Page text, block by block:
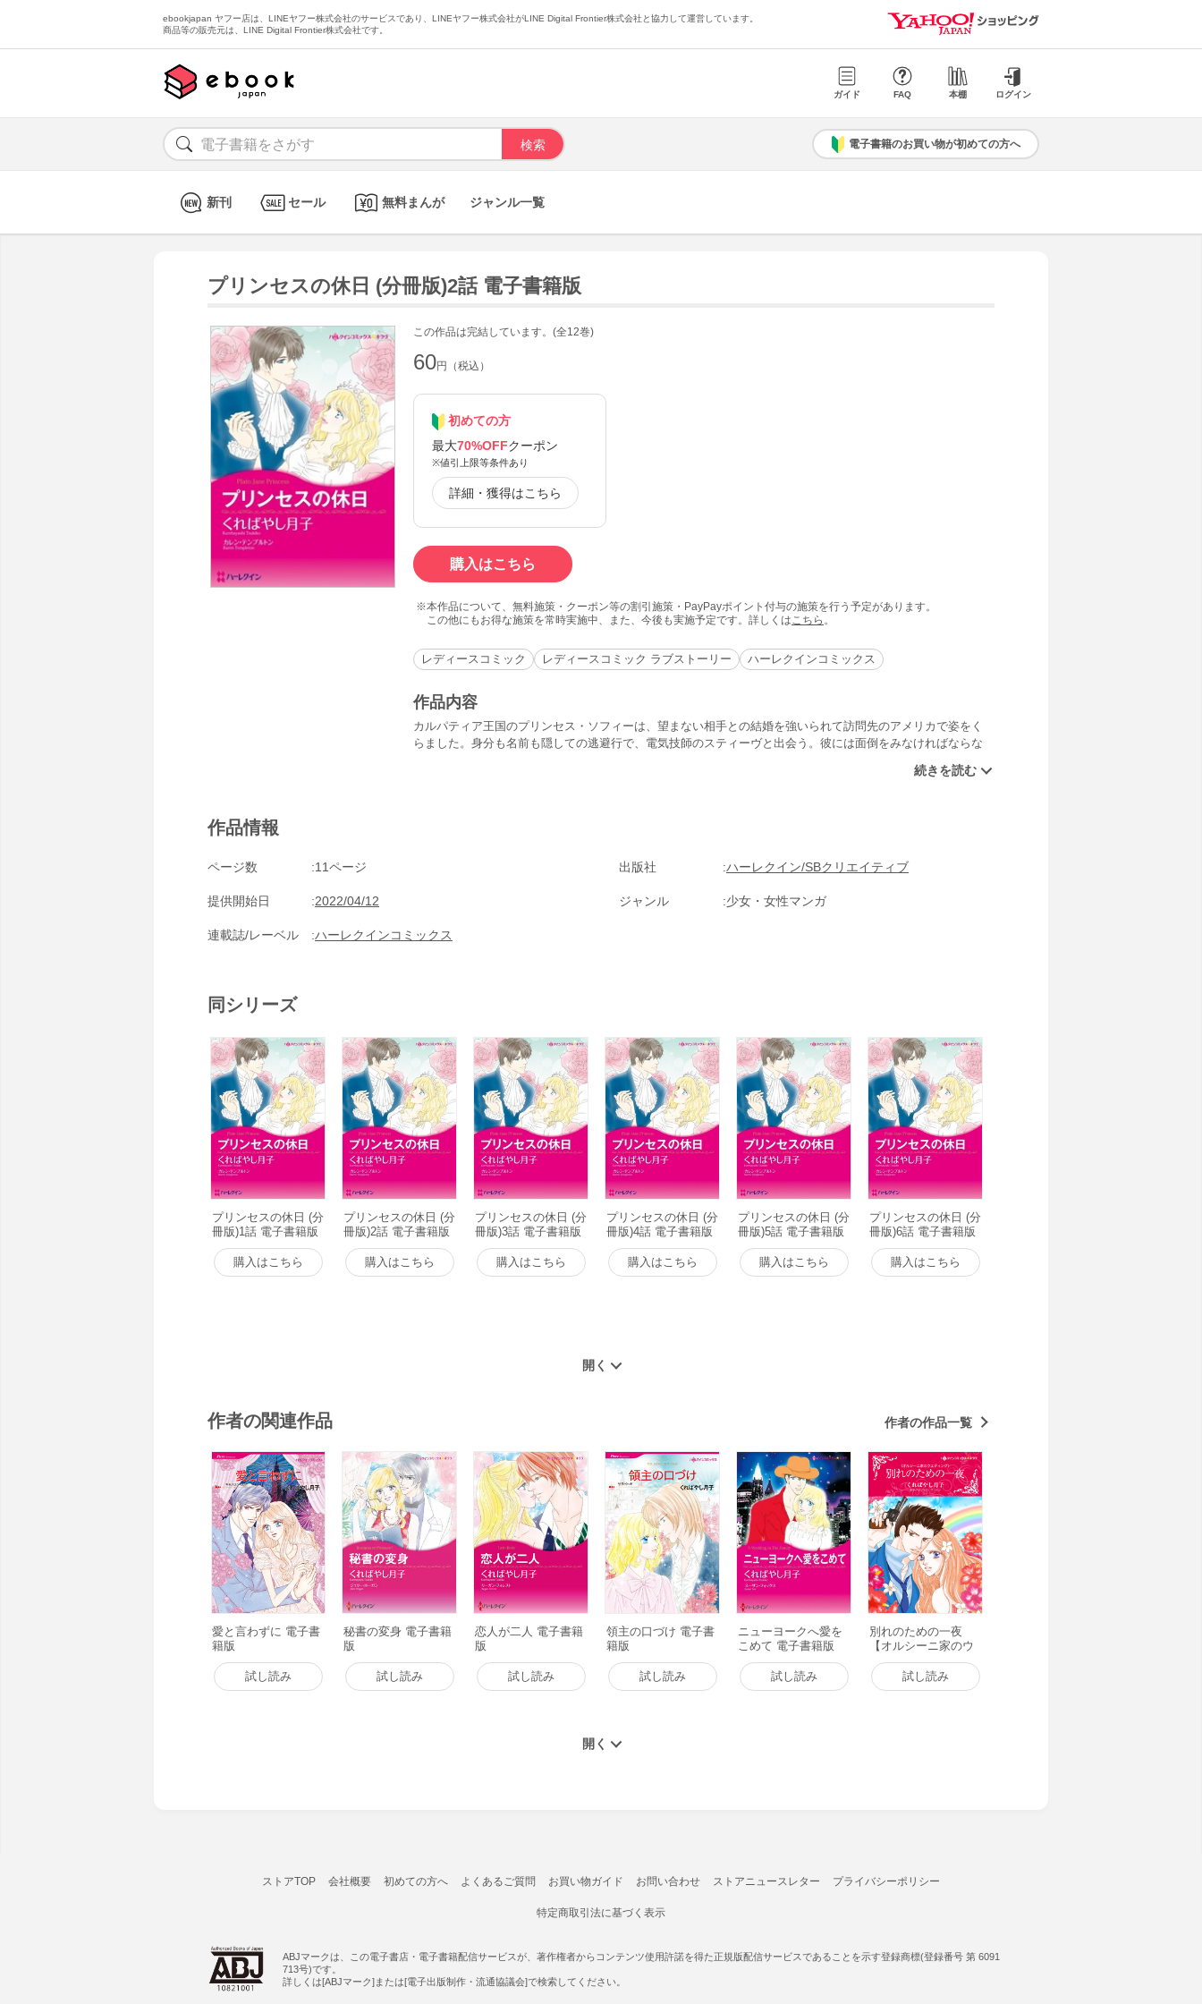
ebookjapan ヤフー店は、LINEヤフー株式会社のサービスであり、LINEヤフー株式会社がLINE Digital Frontier株式会社と協力して運営しています。
商品等の販売元は、LINE Digital Frontier株式会社です。
ガイド FAQ 本棚 ログイン
電子書籍のお買い物が初めての方へ
新刊 セール 無料まんが ジャンル一覧
プリンセスの休日 (分冊版)2話 電子書籍版
この作品は完結しています。(全12巻)
60円（税込）
初めての方
最大70%OFFクーポン
※値引上限等条件あり
詳細・獲得はこちら
購入はこちら
本作品について、無料施策・クーポン等の割引施策・PayPayポイント付与の施策を行う予定があります。
この他にもお得な施策を常時実施中、また、今後も実施予定です。詳しくは こちら 。
レディースコミック レディースコミック ラブストーリー ハーレクインコミックス
作品内容
カルパティア王国のプリンセス・ソフィーは、望まない相手との結婚を強いられて訪問先のアメリカで姿をく
らました。身分も名前も隠しての逃避行で、電気技師のスティーヴと出会う。彼には面倒をみなければならな
と、とびきり素敵な男性スティーヴに、ソフィーは惹かれていくが、この恋がかなうはずもない。いずれは国
作品情報
ページ数 11ページ 出版社 ハーレクイン/SBクリエイティブ
提供開始日 2022/04/12 ジャンル 少女・女性マンガ
連載誌/レーベル ハーレクインコミックス
同シリーズ
プリンセスの休日 (分
冊版)1話 電子書籍版
購入はこちら
プリンセスの休日 (分
冊版)2話 電子書籍版
購入はこちら
プリンセスの休日 (分
冊版)3話 電子書籍版
購入はこちら
プリンセスの休日 (分
冊版)4話 電子書籍版
購入はこちら
プリンセスの休日 (分
冊版)5話 電子書籍版
購入はこちら
プリンセスの休日 (分
冊版)6話 電子書籍版
購入はこちら
作者の関連作品 作者の作品一覧
愛と言わずに 電子書
籍版
試し読み
秘書の変身 電子書籍
版
試し読み
恋人が二人 電子書籍
版
試し読み
領主の口づけ 電子書
籍版
試し読み
ニューヨークへ愛を
こめて 電子書籍版
試し読み
別れのための一夜
【オルシーニ家のウ
エディング】 電子書
籍版
試し読み
ストアTOP 会社概要 初めての方へ よくあるご質問 お買い物ガイド お問い合わせ ストアニュースレター プライバシーポリシー
特定商取引法に基づく表示
ABJマークは、この電子書店・電子書籍配信サービスが、著作権者からコンテンツ使用許諾を得た正規版配信サービスであることを示す登録商標(登録番号 第 6091
713号)です。
詳しくは[ABJマーク]または[電子出版制作・流通協議会]で検索してください。